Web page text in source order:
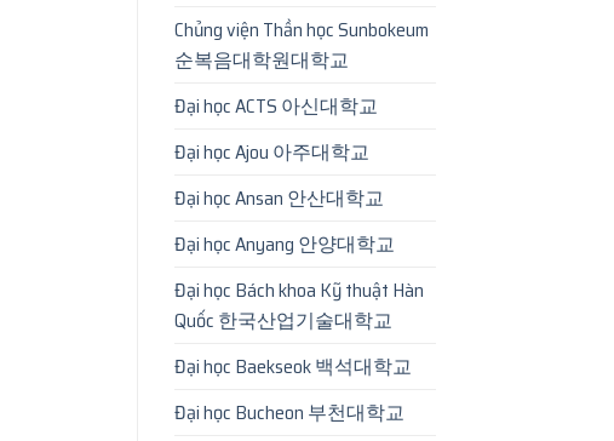
Chủng viện Thần học Sunbokeum
순복음대학원대학교
Đại học ACTS 아신대학교
Đại học Ajou 아주대학교
Đại học Ansan 안산대학교
Đại học Anyang 안양대학교
Đại học Bách khoa Kỹ thuật Hàn
Quốc 한국산업기술대학교
Đại học Baekseok 백석대학교
Đại học Bucheon 부천대학교